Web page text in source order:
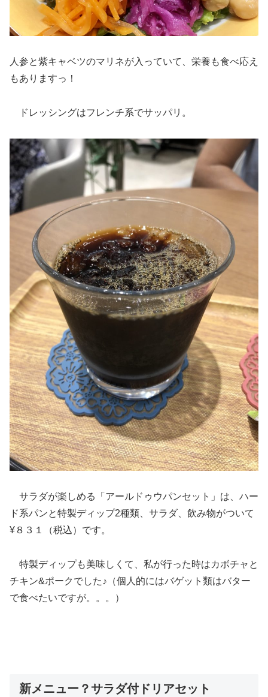
人参と紫キャベツのマリネが入っていて、栄養も食べ応え
もありますっ！
ドレッシングはフレンチ系でサッパリ。
サラダが楽しめる「アールドゥウパンセット」は、ハー
ド系パンと特製ディップ2種類、サラダ、飲み物がついて
¥８３１（税込）です。
特製ディップも美味しくて、私が行った時はカボチャと
チキン&ポークでした♪（個人的にはバゲット類はバター
で食べたいですが。。。）
新メニュー？サラダ付ドリアセット